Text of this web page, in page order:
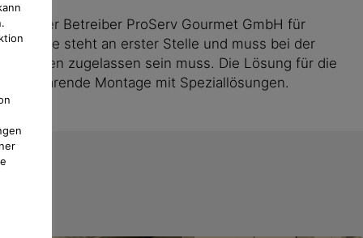
der Betreiber ProServ Gourmet GmbH für
steht an erster Stelle und muss bei der
Küchen zugelassen sein muss. Die Lösung für die
Montage mit Speziallösungen.